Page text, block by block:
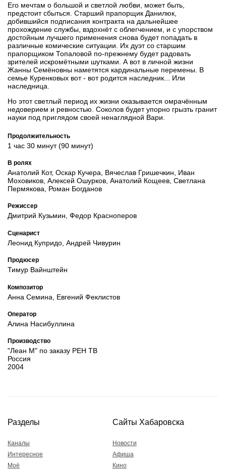
Его мечтам о большой и светлой любви, может быть,
предстоит сбыться. Старший прапорщик Данилюк,
добившийся подписания контракта на дальнейшее
прохождение службы, вздохнёт с облегчением, и с упорством
достойным лучшего применения снова будет попадать в
различные комические ситуации. Их дуэт со старшим
прапорщиком Топаловой по-прежнему будет радовать
зрителей искромётными шутками. А вот в личной жизни
Жанны Семёновны наметятся кардинальные перемены. В
семье Куренковых вот - вот родится наследник... Или
наследница.
Но этот светлый период их жизни оказывается омрачённым
недоверием и ревностью. Соколов будет упорно грызть гранит
науки под приглядом своей ненаглядной Вари.
Продолжительность
1 час 30 минут (90 минут)
В ролях
Анатолий Кот, Оскар Кучера, Вячеслав Гришечкин, Иван
Моховиков, Алексей Ошурков, Анатолий Кощеев, Светлана
Пермякова, Роман Богданов
Режиссер
Дмитрий Кузьмин, Федор Красноперов
Сценарист
Леонид Купридо, Андрей Чивурин
Продюсер
Тимур Вайнштейн
Композитор
Анна Семина, Евгений Феклистов
Оператор
Алина Насибуллина
Производство
"Леан М" по заказу РЕН ТВ
Россия
2004
Разделы
Каналы
Интересное
Моё
Сайты Хабаровска
Новости
Афиша
Кино